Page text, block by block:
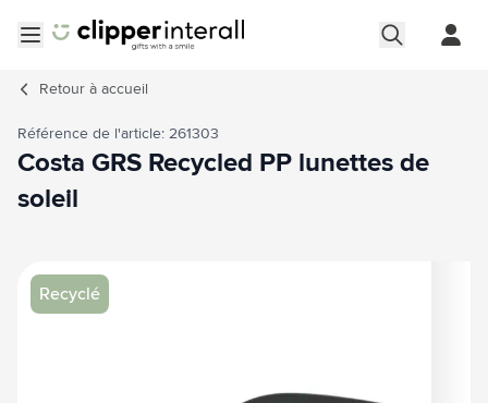
Retour à accueil
Recyclé
Image principale
Cliquez pour voir l'image en plein écran
Référence de l'article: 261303
Costa GRS Recycled PP lunettes de
soleil